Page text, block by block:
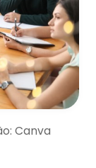
Canva